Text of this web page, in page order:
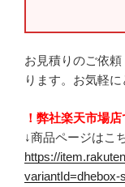
お見積りのご依
ります。お気軽に
！弊社楽天市場店
↓商品ページはこ
https://
variantId=dhebox-